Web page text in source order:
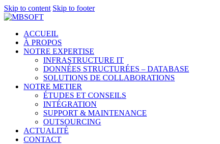
Skip to content Skip to footer
ACCUEIL
À PROPOS
NOTRE EXPERTISE
INFRASTRUCTURE IT
DONNÉES STRUCTURÉES – DATABASE
SOLUTIONS DE COLLABORATIONS
NOTRE METIER
ÉTUDES ET CONSEILS
INTÉGRATION
SUPPORT & MAINTENANCE
OUTSOURCING
ACTUALITÉ
CONTACT